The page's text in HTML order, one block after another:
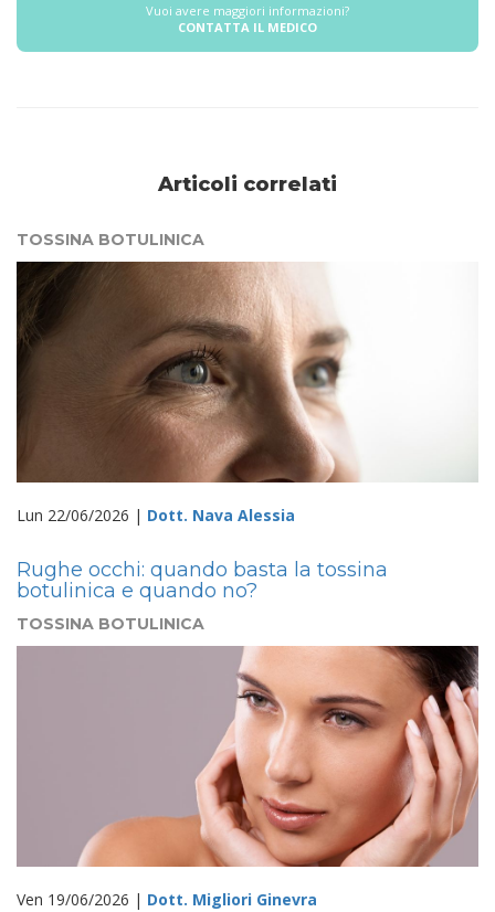
Vuoi avere maggiori informazioni?
CONTATTA IL MEDICO
Articoli correlati
TOSSINA BOTULINICA
Lun 22/06/2026 | Dott. Nava Alessia
Rughe occhi: quando basta la tossina
botulinica e quando no?
TOSSINA BOTULINICA
Ven 19/06/2026 | Dott. Migliori Ginevra